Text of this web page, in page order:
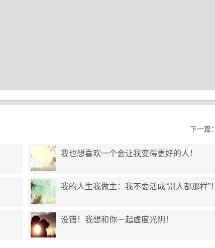
下一篇：
我也想喜欢一个会让我变得更好的人！
我的人生我做主：我不要活成“别人都那样”！
没错！我想和你一起虚度光阴！